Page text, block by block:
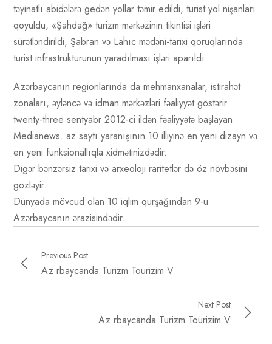
təyinatlı abidələrə gedən yollar təmir edildi, turist yol nişanları
qoyuldu, «Şahdağ» turizm mərkəzinin tikintisi işləri
sürətləndirildi, Şabran və Lahıc mədəni-tarixi qoruqlarında
turist infrastrukturunun yaradılması işləri aparıldı.
Azərbaycanın regionlarında da mehmanxanalar, istirahət
zonaları, əyləncə və idman mərkəzləri fəaliyyət göstərir.
twenty-three sentyabr 2012-ci ildən fəaliyyətə başlayan
Medianews. az saytı yaranışının 10 illiyinə en yeni dizayn və
en yeni funksionallıqla xidmətinizdədir.
Digər bənzərsiz tarixi və arxeoloji raritetlər də öz növbəsini
gözləyir.
Dünyada mövcud olan 10 iqlim qurşağından 9-u
Azərbaycanın ərazisindədir.
Previous Post
Az rbaycanda Turizm Tourizim V
Next Post
Az rbaycanda Turizm Tourizim V